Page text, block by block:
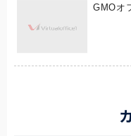
GMOオ